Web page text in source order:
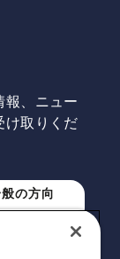
報、ニュー
け取りくだ
の方向